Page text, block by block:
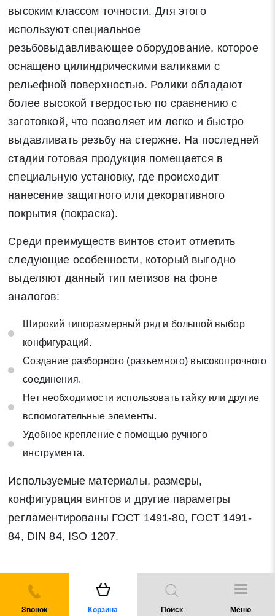
Звонок Корзина Поиск Меню
высоким классом точности. Для этого
используют специальное
резьбовыдавливающее оборудование, которое
оснащено цилиндрическими валиками с
рельефной поверхностью. Ролики обладают
более высокой твердостью по сравнению с
заготовкой, что позволяет им легко и быстро
выдавливать резьбу на стержне. На последней
стадии готовая продукция помещается в
специальную установку, где происходит
нанесение защитного или декоративного
покрытия (покраска).
Среди преимуществ винтов стоит отметить
следующие особенности, который выгодно
выделяют данный тип метизов на фоне
аналогов:
Широкий типоразмерный ряд и большой выбор
конфигураций.
Создание разборного (разъемного) высокопрочного
соединения.
Нет необходимости использовать гайку или другие
вспомогательные элементы.
Удобное крепление с помощью ручного
инструмента.
Используемые материалы, размеры,
конфигурация винтов и другие параметры
регламентированы ГОСТ 1491-80, ГОСТ 1491-
84, DIN 84, ISO 1207.
Виды винтов и их особенности